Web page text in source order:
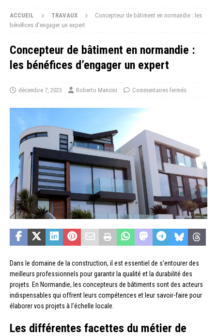
ACCUEIL TRAVAUX
Concepteur de bâtiment en normandie : les
bénéfices d’engager un expert
Concepteur de bâtiment en normandie :
les bénéfices d’engager un expert
décembre 7, 2023 Roberto Mancini Commentaires fermés
Dans le domaine de la construction, il est essentiel de s’entourer des
meilleurs professionnels pour garantir la qualité et la durabilité des
projets. En Normandie, les concepteurs de bâtiments sont des acteurs
indispensables qui offrent leurs compétences et leur savoir-faire pour
élaborer vos projets à l’échelle locale.
Les différentes facettes du métier de